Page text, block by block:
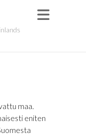
maa.
eniten